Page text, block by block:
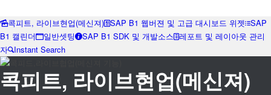
콕피트, 라이브현업(메신져) SAP B1 웹버젼 및 고급 대시보드 위젯 SAP
B1 캘린더
일반셋팅 SAP B1 SDK 및 개발소스 레포트 및 레이아웃 관리
자 Instant Search
콕피트, 라이브현업(메신져)